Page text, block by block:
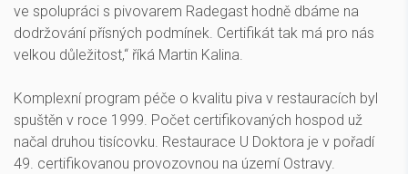
ve spolupráci s pivovarem Radegast hodně dbáme na
dodržování přísných podmínek. Certifikát tak má pro nás
velkou důležitost,“ říká Martin Kalina.
Komplexní program péče o kvalitu piva v restauracích byl
spuštěn v roce 1999. Počet certifikovaných hospod už
načal druhou tisícovku. Restaurace U Doktora je v pořadí
49. certifikovanou provozovnou na území Ostravy.